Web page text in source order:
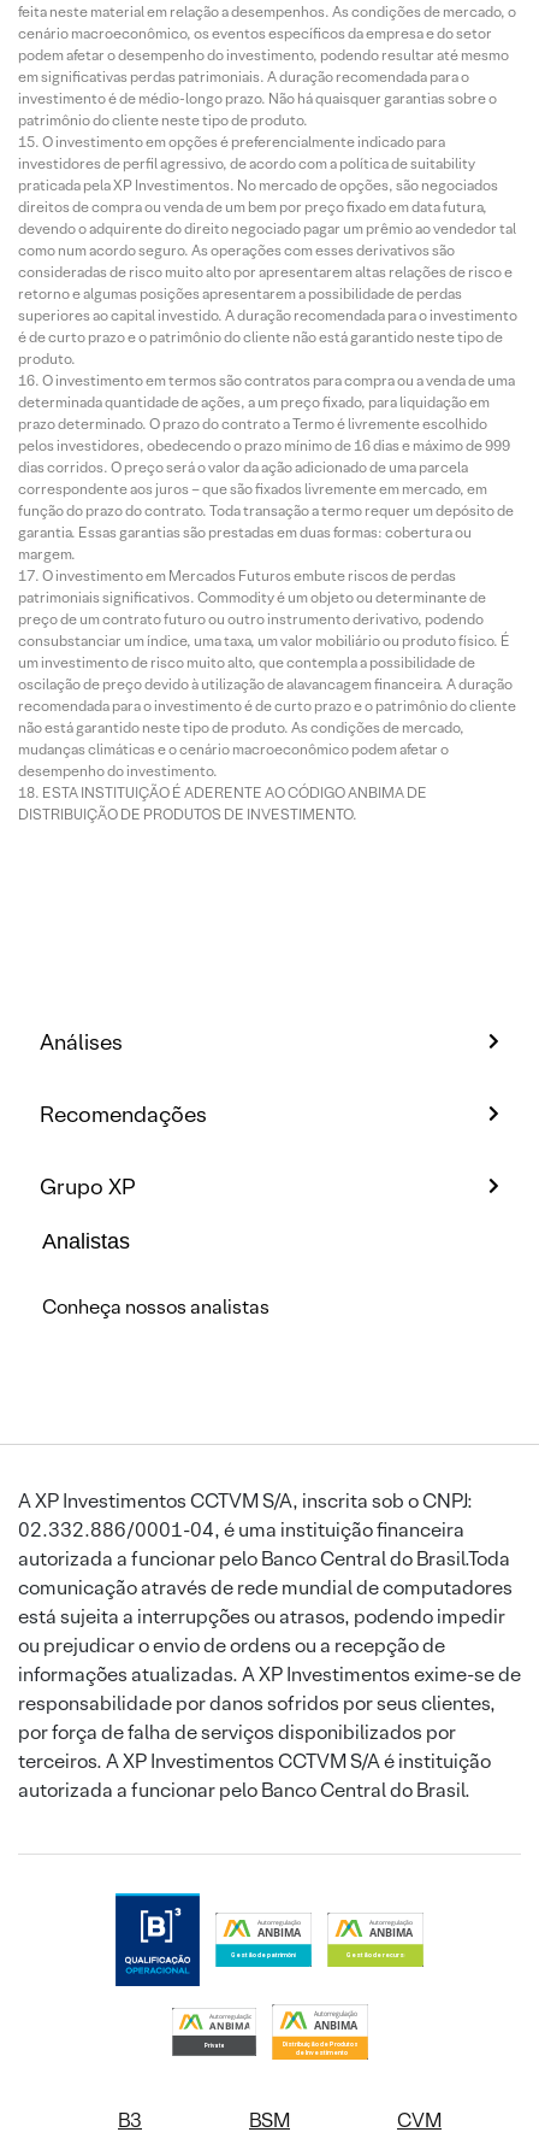
feita neste material em relação a desempenhos. As condições de mercado, o
cenário macroeconômico, os eventos específicos da empresa e do setor
podem afetar o desempenho do investimento, podendo resultar até mesmo
em significativas perdas patrimoniais. A duração recomendada para o
investimento é de médio-longo prazo. Não há quaisquer garantias sobre o
patrimônio do cliente neste tipo de produto.
O investimento em opções é preferencialmente indicado para
investidores de perfil agressivo, de acordo com a política de suitability
praticada pela XP Investimentos. No mercado de opções, são negociados
direitos de compra ou venda de um bem por preço fixado em data futura,
devendo o adquirente do direito negociado pagar um prêmio ao vendedor tal
como num acordo seguro. As operações com esses derivativos são
consideradas de risco muito alto por apresentarem altas relações de risco e
retorno e algumas posições apresentarem a possibilidade de perdas
superiores ao capital investido. A duração recomendada para o investimento
é de curto prazo e o patrimônio do cliente não está garantido neste tipo de
produto.
O investimento em termos são contratos para compra ou a venda de uma
determinada quantidade de ações, a um preço fixado, para liquidação em
prazo determinado. O prazo do contrato a Termo é livremente escolhido
pelos investidores, obedecendo o prazo mínimo de 16 dias e máximo de 999
dias corridos. O preço será o valor da ação adicionado de uma parcela
correspondente aos juros – que são fixados livremente em mercado, em
função do prazo do contrato. Toda transação a termo requer um depósito de
garantia. Essas garantias são prestadas em duas formas: cobertura ou
margem.
O investimento em Mercados Futuros embute riscos de perdas
patrimoniais significativos. Commodity é um objeto ou determinante de
preço de um contrato futuro ou outro instrumento derivativo, podendo
consubstanciar um índice, uma taxa, um valor mobiliário ou produto físico. É
um investimento de risco muito alto, que contempla a possibilidade de
oscilação de preço devido à utilização de alavancagem financeira. A duração
recomendada para o investimento é de curto prazo e o patrimônio do cliente
não está garantido neste tipo de produto. As condições de mercado,
mudanças climáticas e o cenário macroeconômico podem afetar o
desempenho do investimento.
ESTA INSTITUIÇÃO É ADERENTE AO CÓDIGO ANBIMA DE
DISTRIBUIÇÃO DE PRODUTOS DE INVESTIMENTO.
Análises
Recomendações
Grupo XP
Analistas
Conheça nossos analistas
A XP Investimentos CCTVM S/A, inscrita sob o CNPJ:
02.332.886/0001-04, é uma instituição financeira
autorizada a funcionar pelo Banco Central do Brasil.Toda
comunicação através de rede mundial de computadores
está sujeita a interrupções ou atrasos, podendo impedir
ou prejudicar o envio de ordens ou a recepção de
informações atualizadas. A XP Investimentos exime-se de
responsabilidade por danos sofridos por seus clientes,
por força de falha de serviços disponibilizados por
terceiros. A XP Investimentos CCTVM S/A é instituição
autorizada a funcionar pelo Banco Central do Brasil.
B3 BSM CVM